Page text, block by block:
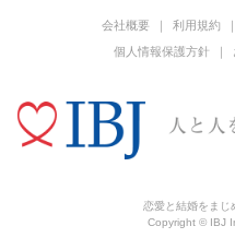
会社概要 利用規約
個人情報保護方針
恋愛と結婚をまじ
Copyright © IBJ